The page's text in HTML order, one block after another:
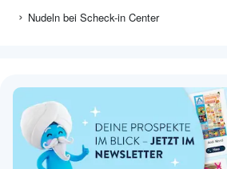
Nudeln bei Scheck-in Center